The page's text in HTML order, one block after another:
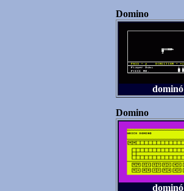
Domino
dominó
Domino
dominó